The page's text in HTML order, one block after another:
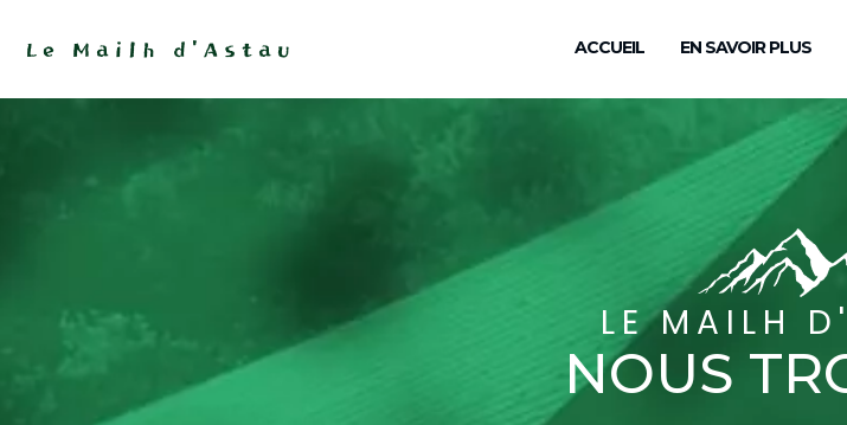
ACCUEIL EN SAVOIR PLUS
LE MAILH
NOUS